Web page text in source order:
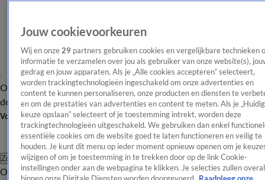
OverzichtAfleveringen Entertainment TV Algemeen
Tip
de redactieNieuwsbrief
Volg Shownieuws
Zoeken
OverzichtEntertainmentSpraakmakendRealityCrimeVideo's
Jouw cookievoorkeuren
Wij en onze 29 partners gebruiken cookies en vergelijkbare technieken
informatie te verzamelen over jou als gebruiker van onze website(s),
gedrag en jouw apparaten. Als je „Alle cookies accepteren” selecteert,
worden trackingtechnologieën ingeschakeld om onze advertenties en
content te kunnen personaliseren, onze producten en diensten te
en om de prestaties van advertenties en content te meten. Als je
keuze opslaan” selecteert of je toestemming intrekt, worden deze
trackingtechnologieën uitgeschakeld. We gebruiken dan enkel
essentiële cookies om de website goed te laten functioneren en veilig te
houden. Je kunt dit menu op ieder moment opnieuw openen om je
wijzigen of om je toestemming in te trekken door op de link Cookie-
instellingen onder aan de webpagina te klikken. Je selecties zullen overal